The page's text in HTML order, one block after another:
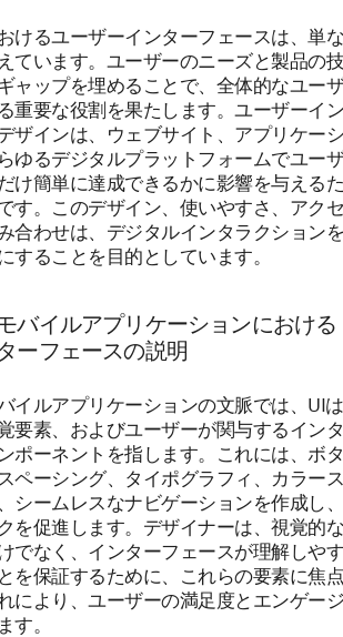
けるユーザーインターフェースは、単な
ています。ユーザーのニーズと製品の技
ャップを埋めることで、全体的なユーザ
重要な役割を果たします。ユーザーイン
ザインは、ウェブサイト、アプリケーシ
ゆるデジタルプラットフォームでユーザ
け簡単に達成できるかに影響を与えるた
す。このデザイン、使いやすさ、アクセ
合わせは、デジタルインタラクションを
することを目的としています。
バイルアプリケーションにおける
ーフェースの説明
イルアプリケーションの文脈では、UIは
要素、およびユーザーが関与するインタ
ポーネントを指します。これには、ボタ
ペーシング、タイポグラフィ、カラース
シームレスなナビゲーションを作成し、
を促進します。デザイナーは、視覚的な
でなく、インターフェースが理解しやす
を保証するために、これらの要素に焦点
により、ユーザーの満足度とエンゲージ
。